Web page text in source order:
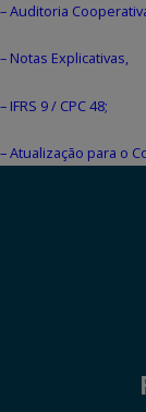
– Auditoria
– Notas Explicativas,
– IFRS 9 / CPC 48;
– Atualização para o